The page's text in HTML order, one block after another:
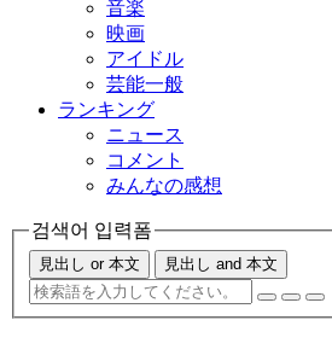
音楽
映画
アイドル
芸能一般
ランキング
ニュース
コメント
みんなの感想
검색어 입력폼
見出し or 本文 見出し and 本文